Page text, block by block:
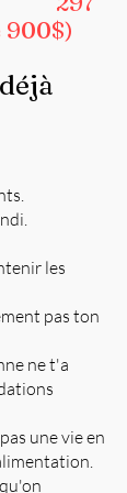
900$)
les
pas ton
ne t'a
une vie en